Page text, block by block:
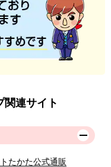
関連サイト
たかた公式通販